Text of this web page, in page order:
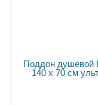
Поддон душевой
140 x 70 см